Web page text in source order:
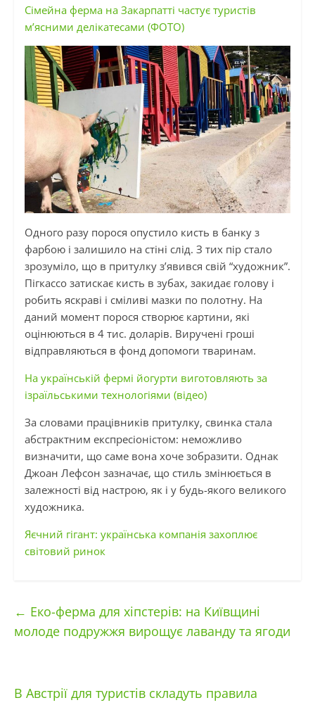
Сімейна ферма на Закарпатті частує туристів
м’ясними делікатесами (ФОТО)
Одного разу порося опустило кисть в банку з
фарбою і залишило на стіні слід. З тих пір стало
зрозуміло, що в притулку з’явився свій “художник”.
Пігкассо затискає кисть в зубах, закидає голову і
робить яскраві і сміливі мазки по полотну. На
даний момент порося створює картини, які
оцінюються в 4 тис. доларів. Виручені гроші
відправляються в фонд допомоги тваринам.
На українській фермі йогурти виготовляють за
ізраїльськими технологіями (відео)
За словами працівників притулку, свинка стала
абстрактним експресіоністом: неможливо
визначити, що саме вона хоче зобразити. Однак
Джоан Лефсон зазначає, що стиль змінюється в
залежності від настрою, як і у будь-якого великого
художника.
Яєчний гігант: українська компанія захоплює
світовий ринок
← Еко-ферма для хіпстерів: на Київщині
молоде подружжя вирощує лаванду та ягоди
В Австрії для туристів складуть правила